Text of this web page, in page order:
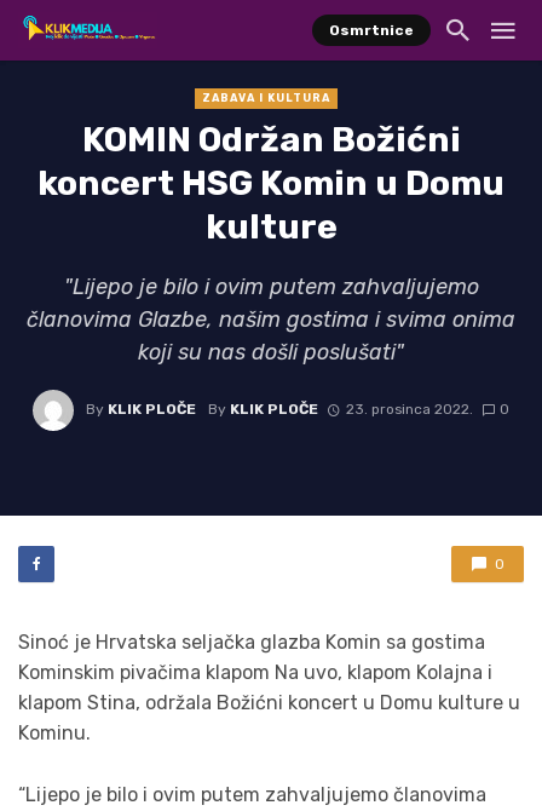
Osmrtnice
ZABAVA I KULTURA
KOMIN Održan Božićni
koncert HSG Komin u Domu
kulture
"Lijepo je bilo i ovim putem zahvaljujemo
članovima Glazbe, našim gostima i svima onima
koji su nas došli poslušati"
By KLIK PLOČE By KLIK PLOČE 23. prosinca 2022. 0
0
Sinoć je Hrvatska seljačka glazba Komin sa gostima
Kominskim pivačima klapom Na uvo, klapom Kolajna i
klapom Stina, održala Božićni koncert u Domu kulture u
Kominu.
“Lijepo je bilo i ovim putem zahvaljujemo članovima